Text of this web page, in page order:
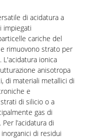
di acidatura a
impiegati
cariche del
rimuovono strato per
L'acidatura ionica
anisotropa
di materiali metallici di
e
di silicio o a
gas di
Per l’acidatura di
di residui